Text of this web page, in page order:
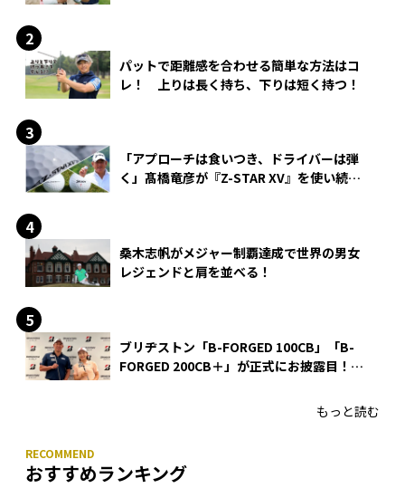
パットで距離感を合わせる簡単な方法はコ
レ！ 上りは長く持ち、下りは短く持つ！
「アプローチは食いつき、ドライバーは弾
く」髙橋竜彦が『Z-STAR XV』を使い続け
桑木志帆がメジャー制覇達成で世界の男女
レジェンドと肩を並べる！
ブリヂストン「B-FORGED 100CB」「B-
FORGED 200CB＋」が正式にお披露目！
もっと読む
おすすめランキング